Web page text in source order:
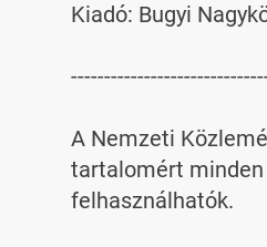
Kiadó: Bugyi
A Nemzeti
tartalomért minden
felhasználhatók.